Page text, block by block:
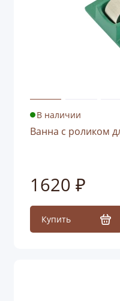
В наличии
Ванна с роликом
1620 ₽
Купить